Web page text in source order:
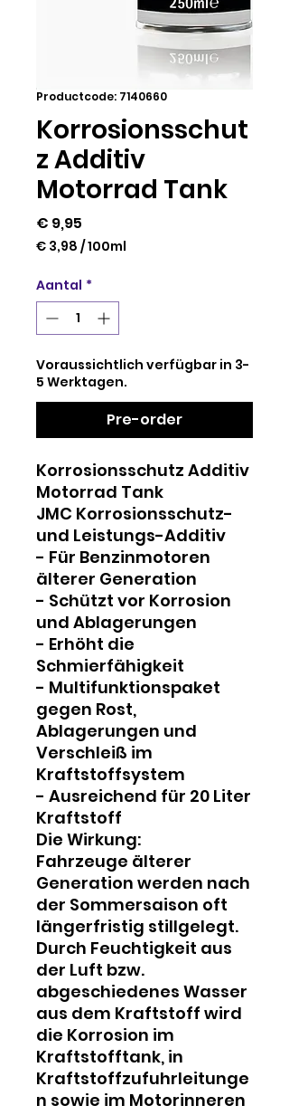
Productcode: 7140660
Korrosionsschut
z Additiv
Motorrad Tank
€ 9,95
€ 3,98 /100ml
per
100
Milliliters
Aantal *
Voraussichtlich verfügbar in 3-
5 Werktagen.
Pre-order
Korrosionsschutz Additiv
Motorrad Tank
JMC Korrosionsschutz-
und Leistungs-Additiv
- Für Benzinmotoren
älterer Generation
- Schützt vor Korrosion
und Ablagerungen
- Erhöht die
Schmierfähigkeit
- Multifunktionspaket
gegen Rost,
Ablagerungen und
Verschleiß im
Kraftstoffsystem
- Ausreichend für 20 Liter
Kraftstoff
Die Wirkung:
Fahrzeuge älterer
Generation werden nach
der Sommersaison oft
längerfristig stillgelegt.
Durch Feuchtigkeit aus
der Luft bzw.
abgeschiedenes Wasser
aus dem Kraftstoff wird
die Korrosion im
Kraftstofftank, in
Kraftstoffzufuhrleitunge
n sowie im Motorinneren